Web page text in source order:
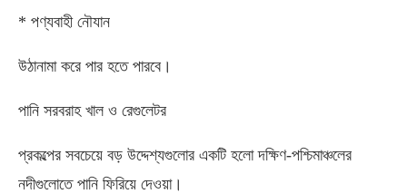
* পণ্যবাহী নৌযান
উঠানামা করে পার হতে পারবে।
পানি সরবরাহ খাল ও রেগুলেটর
প্রকল্পের সবচেয়ে বড় উদ্দেশ্যগুলোর একটি হলো দক্ষিণ-পশ্চিমাঞ্চলের
নদীগুলোতে পানি ফিরিয়ে দেওয়া।